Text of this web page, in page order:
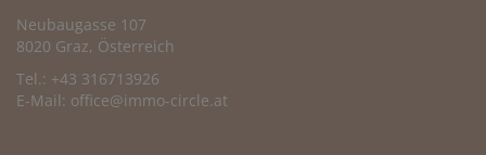
Neubaugasse 107
8020 Graz, Österreich
Tel.: +43 316713926
E-Mail: office@immo-circle.at